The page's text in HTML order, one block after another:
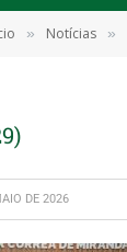
» Notícias »
DE 2026